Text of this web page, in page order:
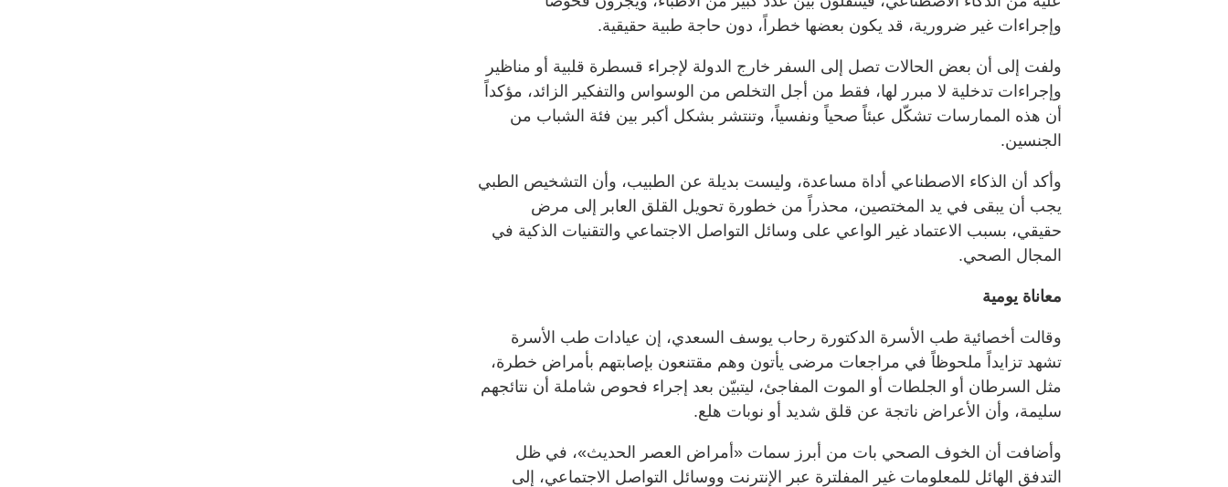
وإجراءات غير ضرورية، قد يكون بعضها خطراً، دون حاجة طبية حقيقية.
ولفت إلى أن بعض الحالات تصل إلى السفر خارج الدولة لإجراء قسطرة قلبية أو مناظير
وإجراءات تدخلية لا مبرر لها، فقط من أجل التخلص من الوسواس والتفكير الزائد، مؤكداً
أن هذه الممارسات تشكّل عبئاً صحياً ونفسياً، وتنتشر بشكل أكبر بين فئة الشباب من
الجنسين.
وأكد أن الذكاء الاصطناعي أداة مساعدة، وليست بديلة عن الطبيب، وأن التشخيص الطبي
يجب أن يبقى في يد المختصين، محذراً من خطورة تحويل القلق العابر إلى مرض
حقيقي، بسبب الاعتماد غير الواعي على وسائل التواصل الاجتماعي والتقنيات الذكية في
المجال الصحي.
معاناة يومية
وقالت أخصائية طب الأسرة الدكتورة رحاب يوسف السعدي، إن عيادات طب الأسرة
تشهد تزايداً ملحوظاً في مراجعات مرضى يأتون وهم مقتنعون بإصابتهم بأمراض خطرة،
مثل السرطان أو الجلطات أو الموت المفاجئ، ليتبيّن بعد إجراء فحوص شاملة أن نتائجهم
سليمة، وأن الأعراض ناتجة عن قلق شديد أو نوبات هلع.
وأضافت أن الخوف الصحي بات من أبرز سمات «أمراض العصر الحديث»، في ظل
التدفق الهائل للمعلومات غير المفلترة عبر الإنترنت ووسائل التواصل الاجتماعي، إلى